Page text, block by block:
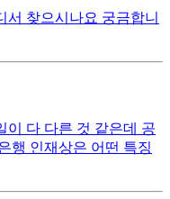
서 찾으시나요 궁금합니
이 다 다른 것 같은데 공
행 인재상은 어떤 특징